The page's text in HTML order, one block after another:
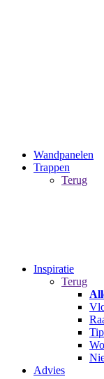
Wandpanelen
Trappen
Terug
Inspiratie
Terug
Advies